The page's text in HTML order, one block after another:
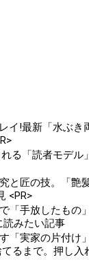
イ!最新「水ぶき
る「読者モデル
と匠の技。「艶
<PR>
「手放したもの
読みたい記事
「実家の片付け
るまで。押し入